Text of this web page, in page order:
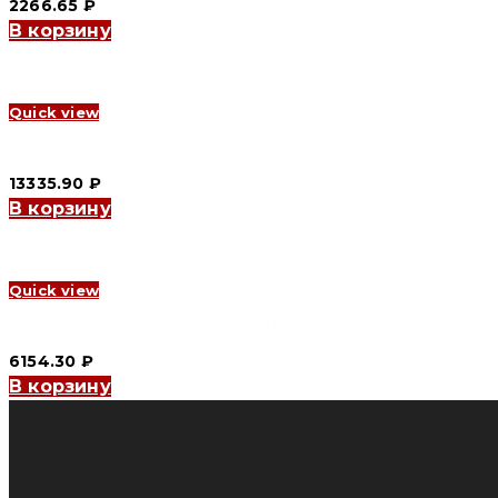
2266.65 ₽
В корзину
Quick view
13335.90 ₽
В корзину
Quick view
6154.30 ₽
В корзину